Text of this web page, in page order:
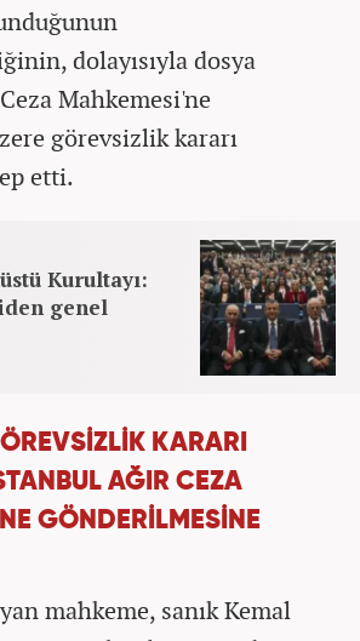
dolayısıyla dosya
Mahkemesi'ne
görevsizlik kararı
etti.
Kurultayı:
genel
KARARI
AĞIR CEZA
GÖNDERİLMESİNE
mahkeme, sanık Kemal